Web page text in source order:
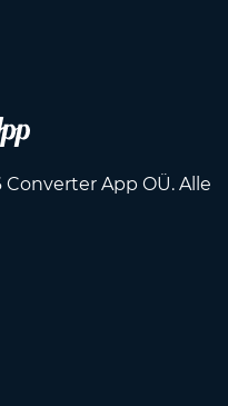
App OÜ. Alle